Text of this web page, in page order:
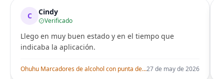
C Cindy
Verificado
Llego en muy buen estado y en el tiempo que
indicaba la aplicación.
Ohuhu Marcadores de alcohol con punta de pincel – Juego de marcadores artísticos de doble punta con certificación AP para artistas adultos27 de may de 2026